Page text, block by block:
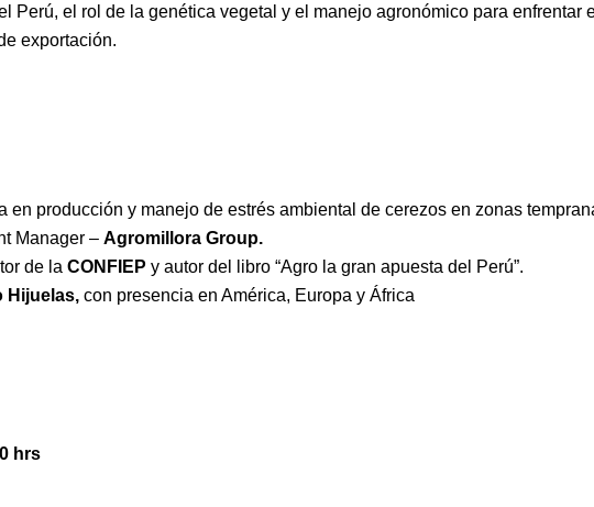
Perú, el rol de la genética vegetal y el manejo agronómico para enfrentar
exportación.
en producción y manejo de estrés ambiental de cerezos en zonas
Manager – Agromillora Group.
de la CONFIEP y autor del libro “Agro la gran apuesta del Perú”.
Hijuelas, con presencia en América, Europa y África
hrs